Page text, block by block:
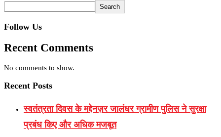
Search
Follow Us
Recent Comments
No comments to show.
Recent Posts
स्वतंत्रता दिवस के मद्देनज़र जालंधर ग्रामीण पुलिस ने सुरक्षा
प्रबंध किए और अधिक मजबूत